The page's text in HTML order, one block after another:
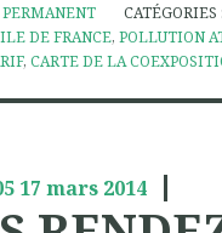
DE FRANCE, POLLUTION
, CARTE DE LA
17 mars 2014